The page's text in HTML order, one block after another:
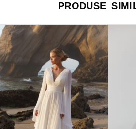
PRODUSE